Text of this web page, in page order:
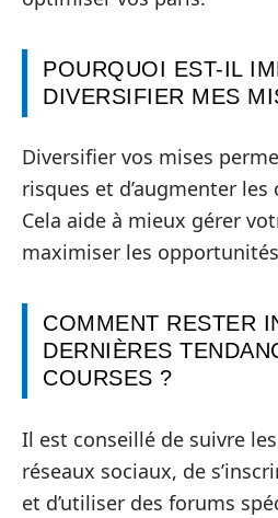
POURQUOI EST-IL
DIVERSIFIER MES
Diversifier vos mises
risques et d’augmenter les
Cela aide à mieux gérer
maximiser les
COMMENT RESTER
DERNIÈRES
COURSES ?
Il est conseillé de suivre
réseaux sociaux, de
et d’utiliser des forums